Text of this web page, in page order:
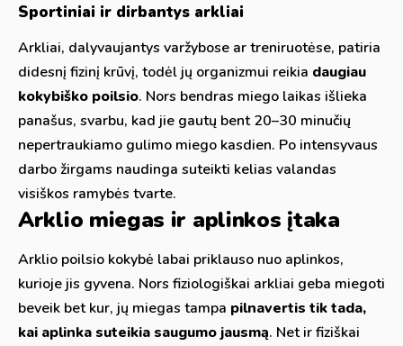
Sportiniai ir dirbantys arkliai
Arkliai, dalyvaujantys varžybose ar treniruotėse, patiria
didesnį fizinį krūvį, todėl jų organizmui reikia daugiau
kokybiško poilsio. Nors bendras miego laikas išlieka
panašus, svarbu, kad jie gautų bent 20–30 minučių
nepertraukiamo gulimo miego kasdien. Po intensyvaus
darbo žirgams naudinga suteikti kelias valandas
visiškos ramybės tvarte.
Arklio miegas ir aplinkos įtaka
Arklio poilsio kokybė labai priklauso nuo aplinkos,
kurioje jis gyvena. Nors fiziologiškai arkliai geba miegoti
beveik bet kur, jų miegas tampa pilnavertis tik tada,
kai aplinka suteikia saugumo jausmą. Net ir fiziškai